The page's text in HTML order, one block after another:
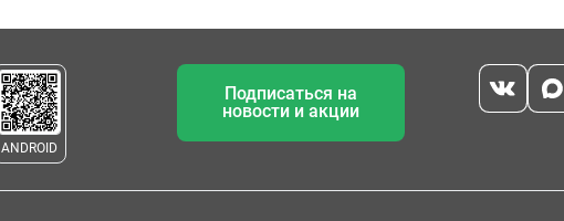
ANDROID
Подписаться на
новости и акции